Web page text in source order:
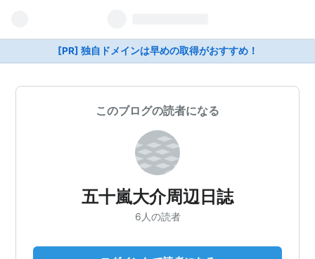
[PR] 独自ドメインは早めの取得がおすすめ！
このブログの読者になる
五十嵐大介周辺日誌
6人の読者